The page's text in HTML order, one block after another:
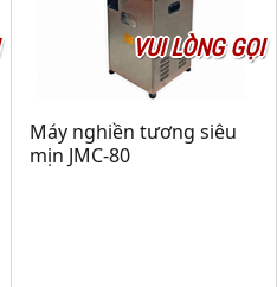
VUI LÒNG GỌI
Máy nghiền tương siêu
mịn JMC-80